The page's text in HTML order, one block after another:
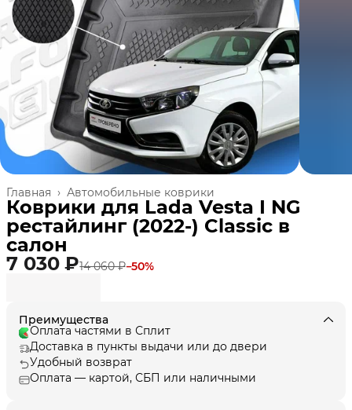
Автомобильные коврики
Главная ›
Коврики для Lada Vesta I NG
рестайлинг (2022-) Classic в
cалон
7 030 ₽14 060 ₽−50%
Преимущества
Оплата частями в Сплит
Доставка в пункты выдачи или до двери
Удобный возврат
Оплата — картой, СБП или наличными